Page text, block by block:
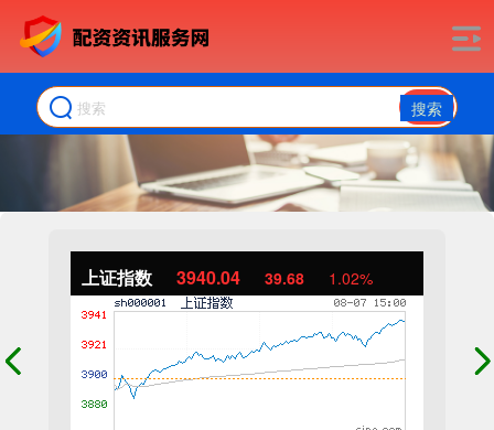
搜索
上证指数 3940.04 39.68 1.02%